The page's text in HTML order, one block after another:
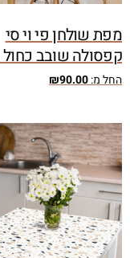
מפת שולחן פי וי סי
קפסולה שובב כחול
החל מ: ₪90.00